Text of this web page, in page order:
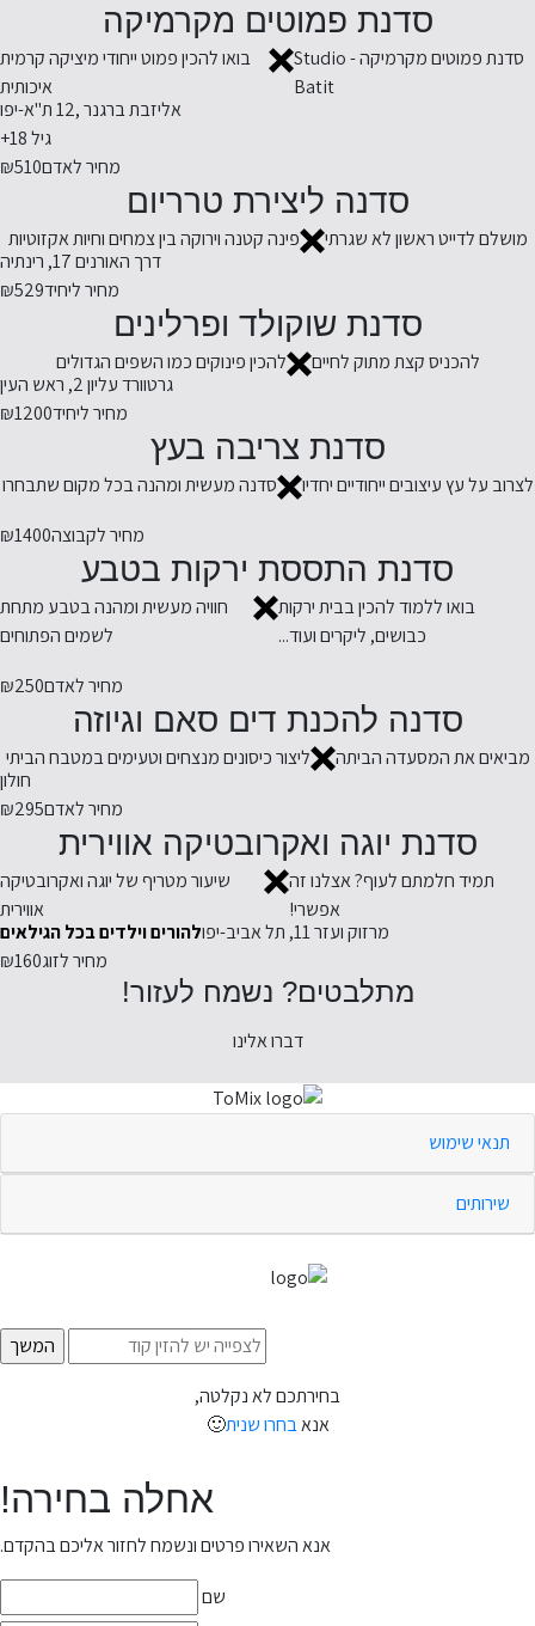
סדנת פמוטים מקרמיקה
סדנת פמוטים מקרמיקה - Studio
Batit
בואו להכין פמוט ייחודי מיציקה קרמית
איכותית
אליזבת ברגנר ,12 ת"א-יפו
גיל 18+
מחיר לאדם₪510
סדנה ליצירת טרריום
מושלם לדייט ראשון לא שגרתי
פינה קטנה וירוקה בין צמחים וחיות אקזוטיות
דרך האורנים 17, רינתיה
מחיר ליחיד₪529
סדנת שוקולד ופרלינים
להכניס קצת מתוק לחיים
להכין פינוקים כמו השפים הגדולים
גרטוורד עליון 2, ראש העין
מחיר ליחיד₪1200
סדנת צריבה בעץ
לצרוב על עץ עיצובים ייחודיים יחדיו
סדנה מעשית ומהנה בכל מקום שתבחרו
מחיר לקבוצה₪1400
סדנת התססת ירקות בטבע
בואו ללמוד להכין בבית ירקות
כבושים, ליקרים ועוד...
חוויה מעשית ומהנה בטבע מתחת
לשמים הפתוחים
מחיר לאדם₪250
סדנה להכנת דים סאם וגיוזה
מביאים את המסעדה הביתה
ליצור כיסונים מנצחים וטעימים במטבח הביתי
חולון
מחיר לאדם₪295
סדנת יוגה ואקרובטיקה אווירית
תמיד חלמתם לעוף? אצלנו זה
אפשרי!
שיעור מטריף של יוגה ואקרובטיקה
אווירית
מרזוק ועזר 11, תל אביב-יפו
להורים וילדים בכל הגילאים
מחיר לזוג₪160
מתלבטים? נשמח לעזור!
דברו אלינו
תנאי שימוש
שירותים
בחירתכם לא נקלטה,
אנאבחרו שנית🙂
אחלה בחירה!
אנא השאירו פרטים ונשמח לחזור אליכם בהקדם.
שם